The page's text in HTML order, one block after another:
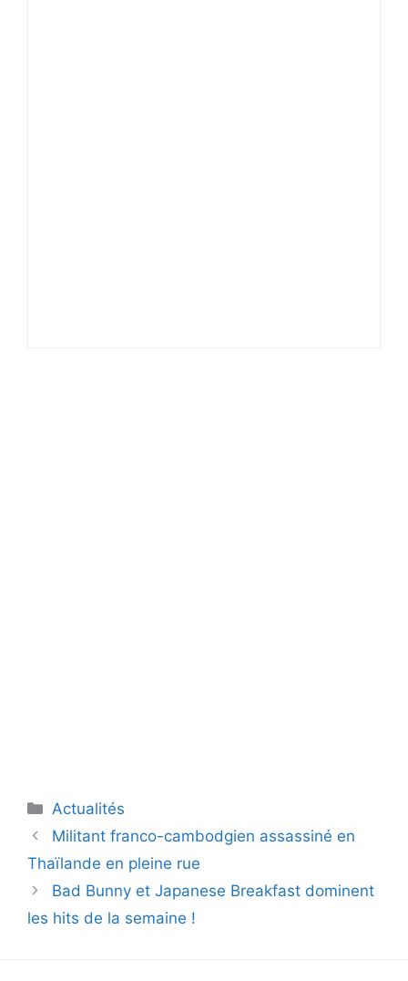
Catégories
Actualités
Militant franco-cambodgien assassiné en
Thaïlande en pleine rue
Bad Bunny et Japanese Breakfast dominent
les hits de la semaine !